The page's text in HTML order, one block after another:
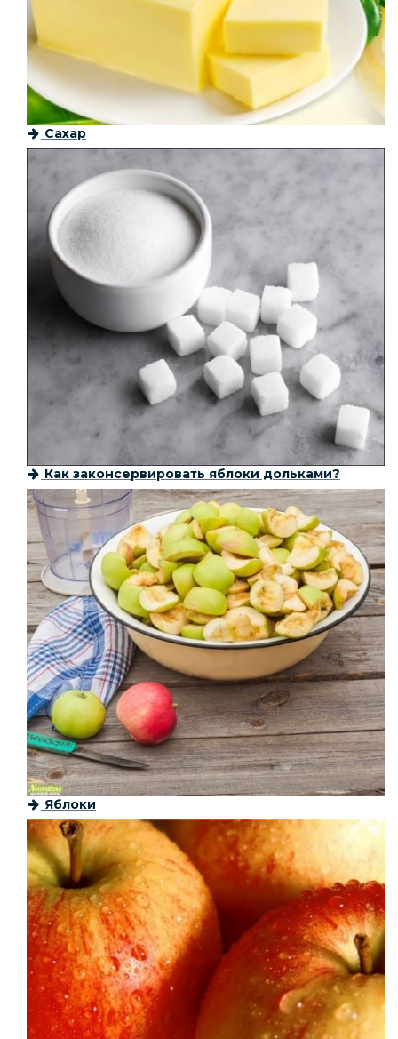
Сахар
Как законсервировать яблоки дольками?
Яблоки